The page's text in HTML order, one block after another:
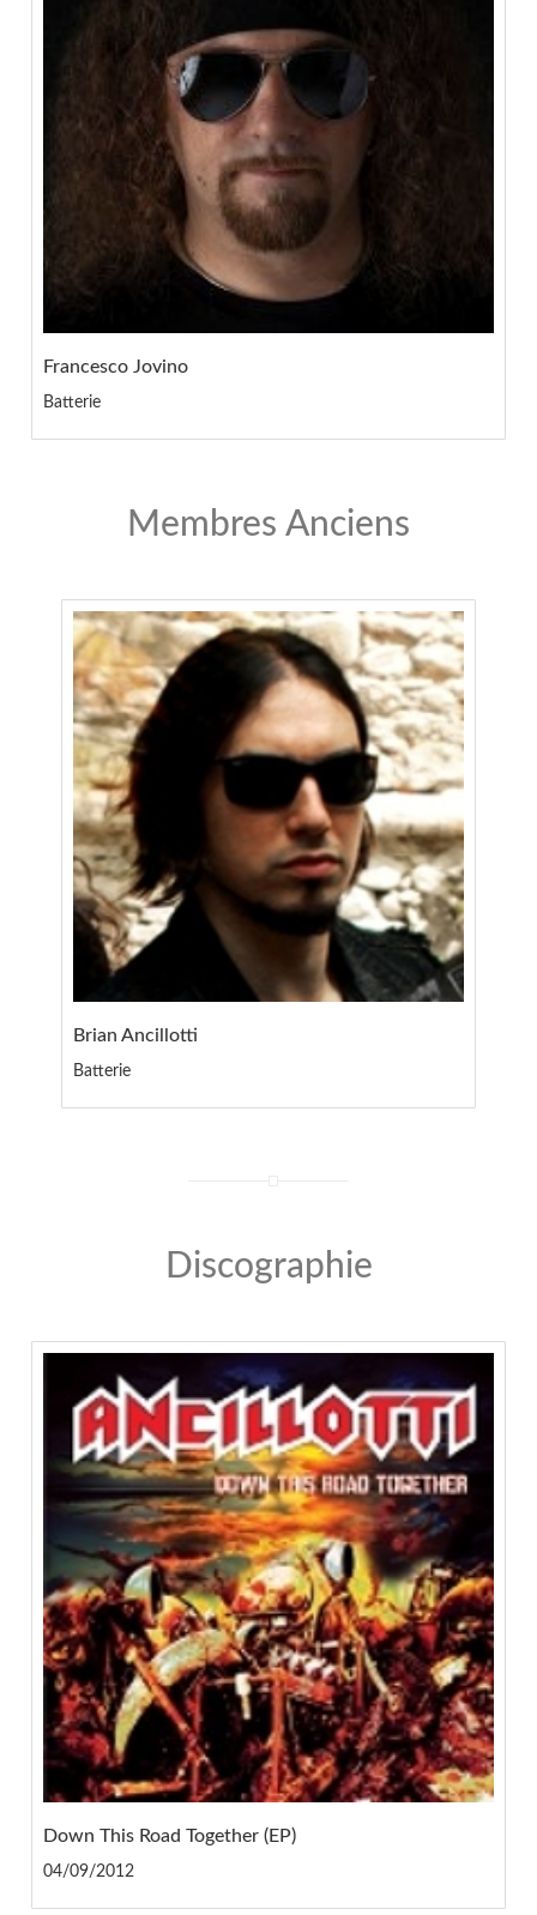
Francesco Jovino
Batterie
Membres Anciens
Brian Ancillotti
Batterie
Discographie
Down This Road Together (EP)
04/09/2012